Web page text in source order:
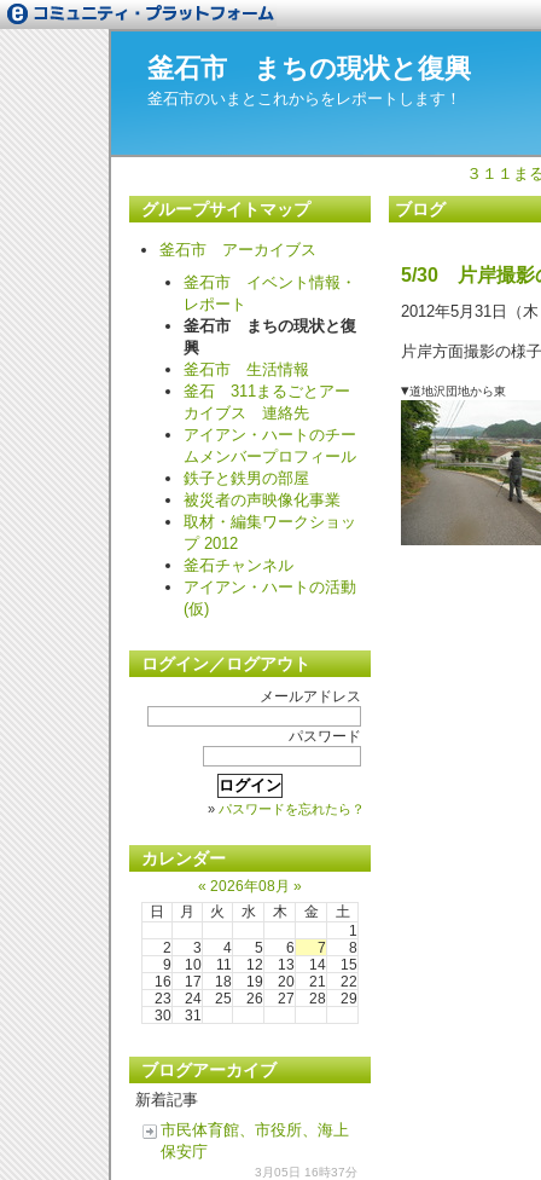
釜石市 まちの現状と復興
釜石市のいまとこれからをレポートします！
３１１ま
ブログ
5/30 片岸撮影
2012年5月31日（
片岸方面撮影の様子
▾道地沢団地から東
グループサイトマップ
釜石市 アーカイブス
釜石市 イベント情報・
レポート
釜石市 まちの現状と復
興
釜石市 生活情報
釜石 311まるごとアー
カイブス 連絡先
アイアン・ハートのチー
ムメンバープロフィール
鉄子と鉄男の部屋
被災者の声映像化事業
取材・編集ワークショッ
プ 2012
釜石チャンネル
アイアン・ハートの活動
(仮)
ログイン／ログアウト
メールアドレス
パスワード
» パスワードを忘れたら？
カレンダー
« 2026年08月 »
日
月 火 水 木 金
土
1
2
3 4 5 6 7
8
9
10 11 12 13 14
15
16
17 18 19 20 21
22
23
24 25 26 27 28
29
30
31
ブログアーカイブ
新着記事
市民体育館、市役所、海上
保安庁
3月05日 16時37分